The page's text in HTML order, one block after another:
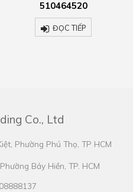
Co., Ltd
Phường Phú Thọ, TP HCM
Bảy Hiền, TP. HCM